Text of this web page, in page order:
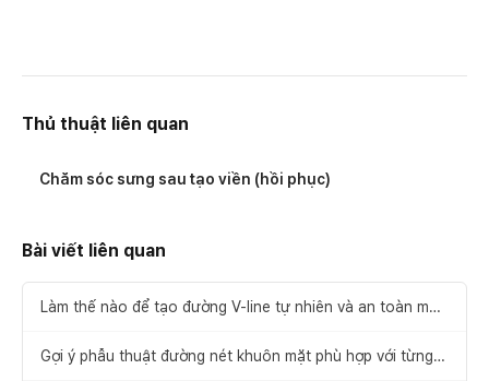
Thủ thuật liên quan
Chăm sóc sưng sau tạo viền (hồi phục)
Bài viết liên quan
Làm thế nào để tạo đường V-line tự nhiên và an toàn mà
Gợi ý phẫu thuật đường nét khuôn mặt phù hợp với từng